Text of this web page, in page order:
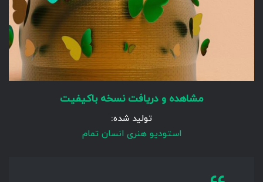
مشاهده و دریافت نسخه باکیفیت
تولید شده:
استودیو هنری انسان تمام